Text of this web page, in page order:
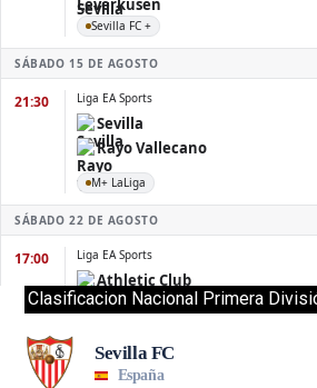
Clasificacion Nacional Primera